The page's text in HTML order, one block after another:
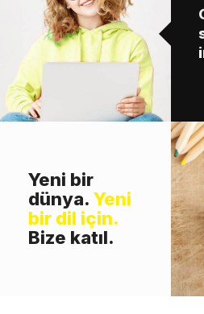
Yeni bir
dünya. Yeni
bir dil için.
Bize katıl.